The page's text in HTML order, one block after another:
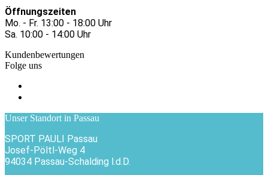
Öffnungszeiten
Mo. - Fr. 13:00 - 18:00 Uhr
Sa. 10:00 - 14:00 Uhr
Kundenbewertungen
Folge uns
Unser Standort in Passau
SPORT PAULI Passau
Josef-Pöltl-Weg 4
94034 Passau-Schalding l.d.D.